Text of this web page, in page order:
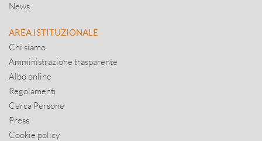
News
AREA ISTITUZIONALE
Chi siamo
Amministrazione trasparente
Albo online
Regolamenti
Cerca Persone
Press
Cookie policy